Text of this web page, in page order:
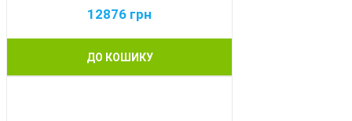
12876 грн
ДО КОШИКУ